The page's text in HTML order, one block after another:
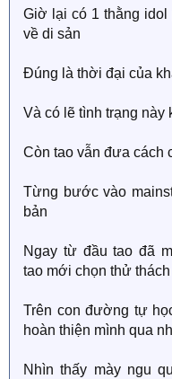
Giờ lại có 1 thằng
về di sản
Đúng là thời đại của
Và có lẽ tình trạng này
Còn tao vẫn đưa cách
Từng bước vào
bản
Ngay từ đầu tao đã
tao mới chọn thử thách
Trên con đường tự
hoàn thiện mình qua
Nhìn thấy mày ngu